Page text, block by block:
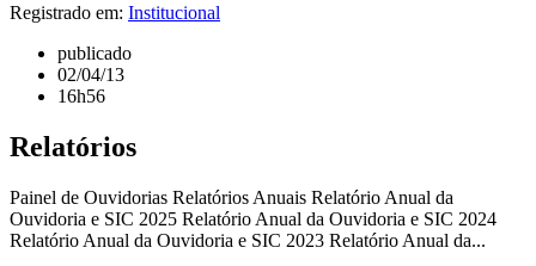
Registrado em: Institucional
publicado
02/04/13
16h56
Relatórios
Painel de Ouvidorias Relatórios Anuais Relatório Anual da
Ouvidoria e SIC 2025 Relatório Anual da Ouvidoria e SIC 2024
Relatório Anual da Ouvidoria e SIC 2023 Relatório Anual da...